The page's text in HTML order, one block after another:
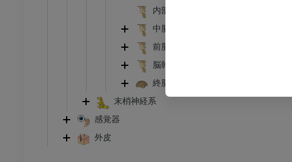
内部特徴
中脳
前脳
脳幹
終脳；大脳
末梢神経系
感覚器
外皮
前足MRI
MRI
下肢MRI
MRI